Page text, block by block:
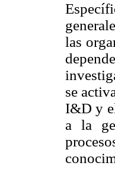
las
se
I&D y
a la